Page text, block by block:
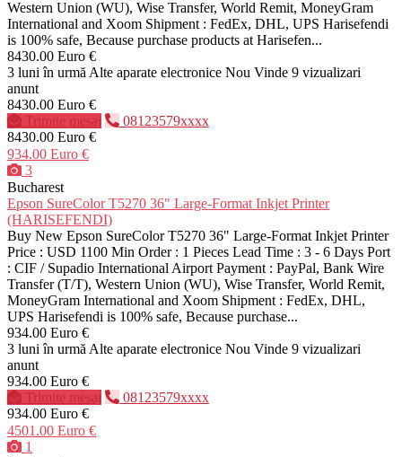
Western Union (WU), Wise Transfer, World Remit, MoneyGram
International and Xoom Shipment : FedEx, DHL, UPS Harisefendi
is 100% safe, Because purchase products at Harisefen...
8430.00 Euro €
3 luni în urmă Alte aparate electronice Nou Vinde 9 vizualizari
anunt
8430.00 Euro €
Trimite mesaj
08123579xxxx
8430.00 Euro €
934.00 Euro €
3
Bucharest
Epson SureColor T5270 36" Large-Format Inkjet Printer
(HARISEFENDI)
Buy New Epson SureColor T5270 36" Large-Format Inkjet Printer
Price : USD 1100 Min Order : 1 Pieces Lead Time : 3 - 6 Days Port
: CIF / Supadio International Airport Payment : PayPal, Bank Wire
Transfer (T/T), Western Union (WU), Wise Transfer, World Remit,
MoneyGram International and Xoom Shipment : FedEx, DHL,
UPS Harisefendi is 100% safe, Because purchase...
934.00 Euro €
3 luni în urmă Alte aparate electronice Nou Vinde 9 vizualizari
anunt
934.00 Euro €
Trimite mesaj
08123579xxxx
934.00 Euro €
4501.00 Euro €
1